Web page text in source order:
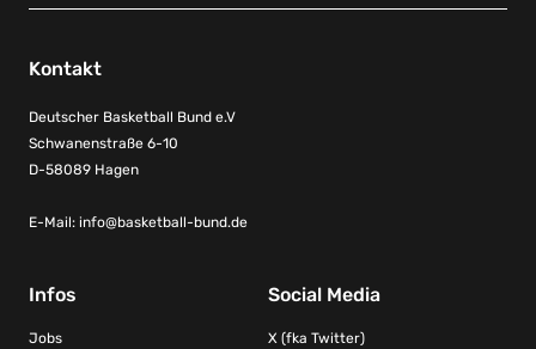
Kontakt
Deutscher Basketball Bund e.V
Schwanenstraße 6-10
D-58089 Hagen
E-Mail: info@basketball-bund.de
Infos
Jobs
Social Media
X (fka Twitter)